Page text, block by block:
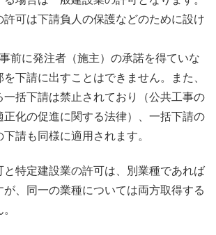
許可は下請負人の保護などのために設け
前に発注者（施主）の承諾を得ていな
下請に出すことはできません。また、
括下請は禁止されており（公共工事の
正化の促進に関する法律）、一括下請の
請も同様に適用されます。
特定建設業の許可は、別業種であれば
、同一の業種については両方取得する